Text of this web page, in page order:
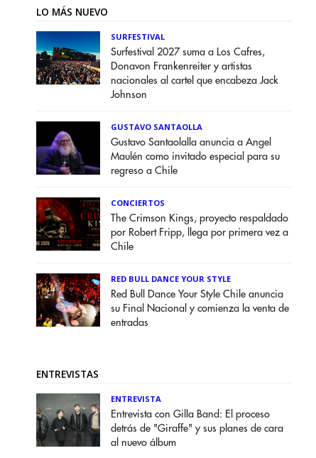
LO MÁS NUEVO
SURFESTIVAL
Surfestival 2027 suma a Los Cafres,
Donavon Frankenreiter y artistas
nacionales al cartel que encabeza Jack
Johnson
GUSTAVO SANTAOLLA
Gustavo Santaolalla anuncia a Angel
Maulén como invitado especial para su
regreso a Chile
CONCIERTOS
The Crimson Kings, proyecto respaldado
por Robert Fripp, llega por primera vez a
Chile
RED BULL DANCE YOUR STYLE
Red Bull Dance Your Style Chile anuncia
su Final Nacional y comienza la venta de
entradas
ENTREVISTAS
ENTREVISTA
Entrevista con Gilla Band: El proceso
detrás de "Giraffe" y sus planes de cara
al nuevo álbum